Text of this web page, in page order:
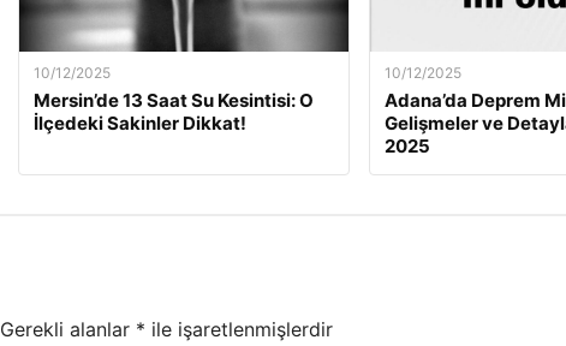
10/12/2025
Mersin’de 13 Saat Su Kesintisi: O
İlçedeki Sakinler Dikkat!
10/12/2025
Adana’da Deprem
Gelişmeler ve
2025
Gerekli alanlar * ile işaretlenmişlerdir